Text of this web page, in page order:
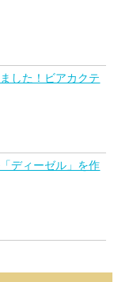
した！ビアカクテ
ディーゼル」を作